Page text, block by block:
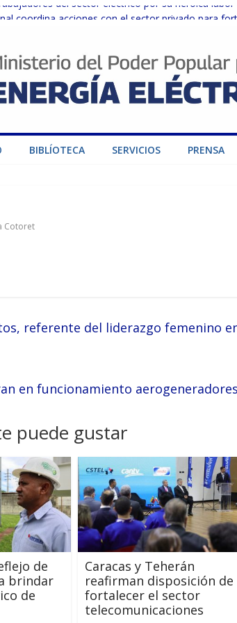
del sector eléctrico por su heroica
coordina acciones con el sector privado para
de rehabilitación en instalaciones del SEN en
activa plan preventivo para fortalecer el SEN
recupera el 50% de su capacidad de generación
BIBLÍOTECA SERVICIOS PRENSA
Cotoret
referente del liderazgo femenino
en funcionamiento
puede gustar
de
brindar
de
Caracas y Teherán
reafirman disposición de
fortalecer el sector
telecomunicaciones